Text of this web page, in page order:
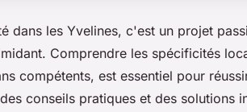
dans les Yvelines, c'est un projet
Comprendre les spécificités
compétents, est essentiel pour
conseils pratiques et des solutions